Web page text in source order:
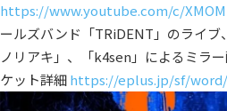
https://www.youtube.com/c/
ールズバンド「TRiDENT」のライ
ノリアキ」、「k4sen」によるミラ
ケット詳細https://eplus.jp/sf/word/